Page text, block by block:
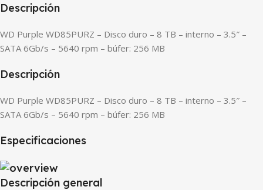
Descripción
WD Purple WD85PURZ – Disco duro – 8 TB – interno – 3.5″ –
SATA 6Gb/s – 5640 rpm – búfer: 256 MB
Descripción
WD Purple WD85PURZ – Disco duro – 8 TB – interno – 3.5″ –
SATA 6Gb/s – 5640 rpm – búfer: 256 MB
Especificaciones
Descripción general